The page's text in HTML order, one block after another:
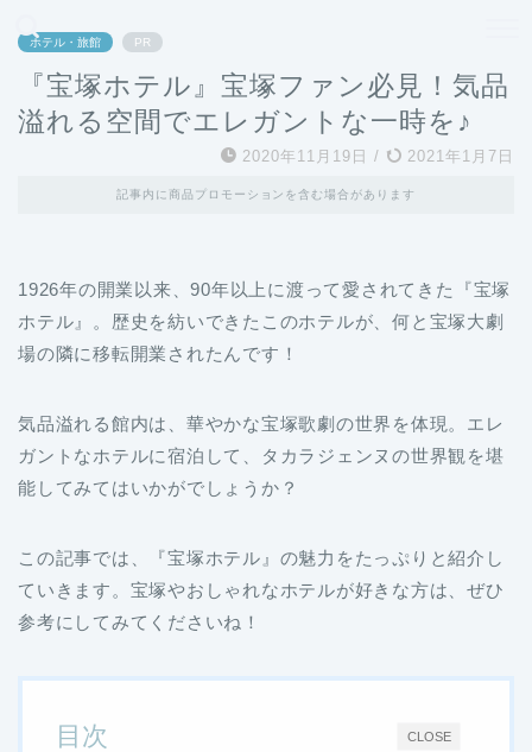
ホテル・旅館 PR
『宝塚ホテル』宝塚ファン必見！気品
溢れる空間でエレガントな一時を♪
2020年11月19日 / 2021年1月7日
記事内に商品プロモーションを含む場合があります
1926年の開業以来、90年以上に渡って愛されてきた『宝塚
ホテル』。歴史を紡いできたこのホテルが、何と宝塚大劇
場の隣に移転開業されたんです！
気品溢れる館内は、華やかな宝塚歌劇の世界を体現。エレ
ガントなホテルに宿泊して、タカラジェンヌの世界観を堪
能してみてはいかがでしょうか？
この記事では、『宝塚ホテル』の魅力をたっぷりと紹介し
ていきます。宝塚やおしゃれなホテルが好きな方は、ぜひ
参考にしてみてくださいね！
CLOSE
目次